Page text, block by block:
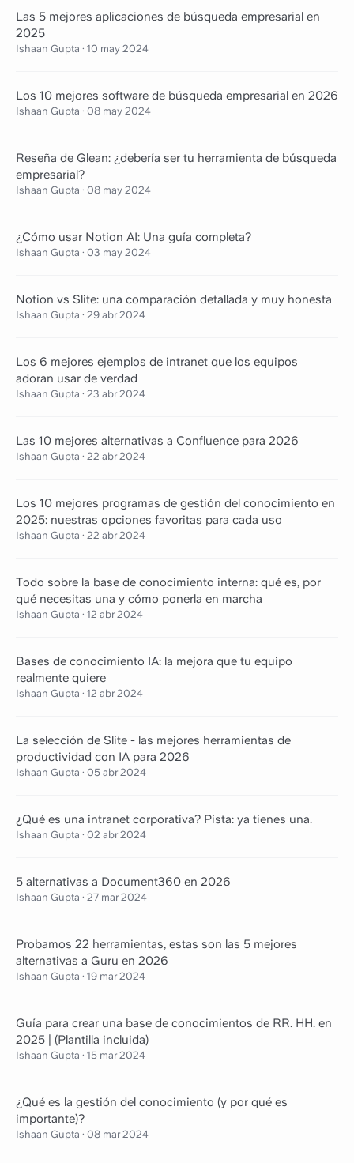
Las 5 mejores aplicaciones de búsqueda empresarial en
2025
Ishaan Gupta · 10 may 2024
Los 10 mejores software de búsqueda empresarial en 2026
Ishaan Gupta · 08 may 2024
Reseña de Glean: ¿debería ser tu herramienta de búsqueda
empresarial?
Ishaan Gupta · 08 may 2024
¿Cómo usar Notion AI: Una guía completa?
Ishaan Gupta · 03 may 2024
Notion vs Slite: una comparación detallada y muy honesta
Ishaan Gupta · 29 abr 2024
Los 6 mejores ejemplos de intranet que los equipos
adoran usar de verdad
Ishaan Gupta · 23 abr 2024
Las 10 mejores alternativas a Confluence para 2026
Ishaan Gupta · 22 abr 2024
Los 10 mejores programas de gestión del conocimiento en
2025: nuestras opciones favoritas para cada uso
Ishaan Gupta · 22 abr 2024
Todo sobre la base de conocimiento interna: qué es, por
qué necesitas una y cómo ponerla en marcha
Ishaan Gupta · 12 abr 2024
Bases de conocimiento IA: la mejora que tu equipo
realmente quiere
Ishaan Gupta · 12 abr 2024
La selección de Slite - las mejores herramientas de
productividad con IA para 2026
Ishaan Gupta · 05 abr 2024
¿Qué es una intranet corporativa? Pista: ya tienes una.
Ishaan Gupta · 02 abr 2024
5 alternativas a Document360 en 2026
Ishaan Gupta · 27 mar 2024
Probamos 22 herramientas, estas son las 5 mejores
alternativas a Guru en 2026
Ishaan Gupta · 19 mar 2024
Guía para crear una base de conocimientos de RR. HH. en
2025 | (Plantilla incluida)
Ishaan Gupta · 15 mar 2024
¿Qué es la gestión del conocimiento (y por qué es
importante)?
Ishaan Gupta · 08 mar 2024